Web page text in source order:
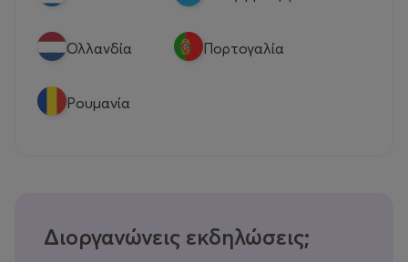
Ολλανδία Πορτογαλία
Ρουμανία
Διοργανώνεις εκδηλώσεις;